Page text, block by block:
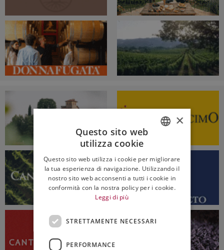
ENGLISH
×
Questo sito web
utilizza cookie
Questo sito web utilizza i cookie per migliorare
la tua esperienza di navigazione. Utilizzando il
nostro sito web acconsenti a tutti i cookie in
conformità con la nostra policy per i cookie.
Leggi di più
STRETTAMENTE NECESSARI
PERFORMANCE